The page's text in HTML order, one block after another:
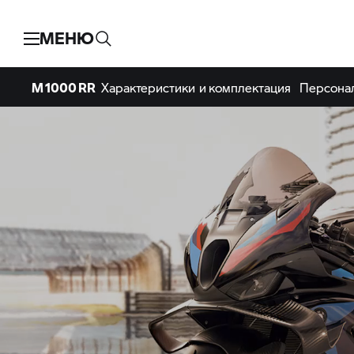
МЕНЮ
M 1000 RR Характеристики и комплектация